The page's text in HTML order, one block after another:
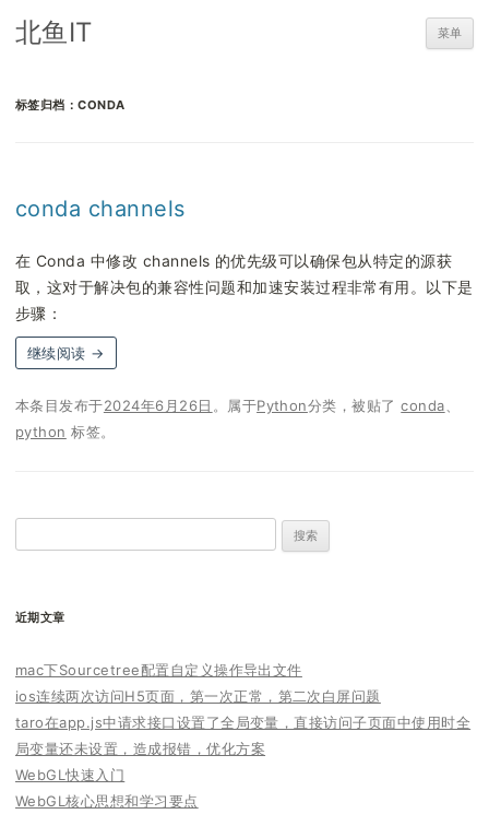
北鱼IT 菜单
标签归档：CONDA
conda channels
在 Conda 中修改 channels 的优先级可以确保包从特定的源获
取，这对于解决包的兼容性问题和加速安装过程非常有用。以下是
步骤：
继续阅读 →
本条目发布于2024年6月26日 。属于Python分类，被贴了conda
python 标签。
索：
近期文章
mac下Sourcetree配置自定义操作导出文件
ios连续两次访问H5页面，第一次正常，第二次白屏问题
taro在app.js中请求接口设置了全局变量，直接访问子页面中使用时全
局变量还未设置，造成报错，优化方案
WebGL快速入门
WebGL核心思想和学习要点